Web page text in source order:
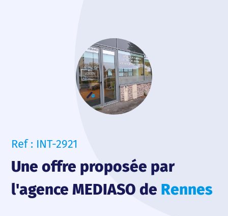
Ref : INT-2921
Une offre proposée par
l'agence MEDIASO de Rennes